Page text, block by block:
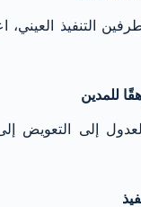
التنفيذ العيني،
إلى التعويض